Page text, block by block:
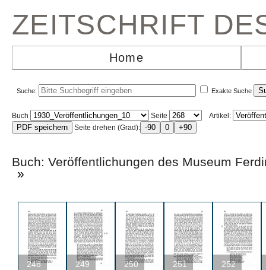
ZEITSCHRIFT
Home
Suche: Exakte Suche
Buch Seite
Artikel:
Seite drehen (Grad):
Buch: Veröffentlichungen des Museum
»
248 249 250 251 252